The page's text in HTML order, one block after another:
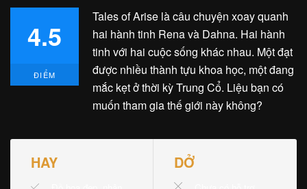
4.5
ĐIỂM
Tales of Arise là câu chuyện xoay quanh
hai hành tinh Rena và Dahna. Hai hành
tinh với hai cuộc sống khác nhau. Một đạt
được nhiều thành tựu khoa học, một đang
mắc kẹt ở thời kỳ Trung Cổ. Liệu bạn có
muốn tham gia thế giới này không?
HAY DỞ